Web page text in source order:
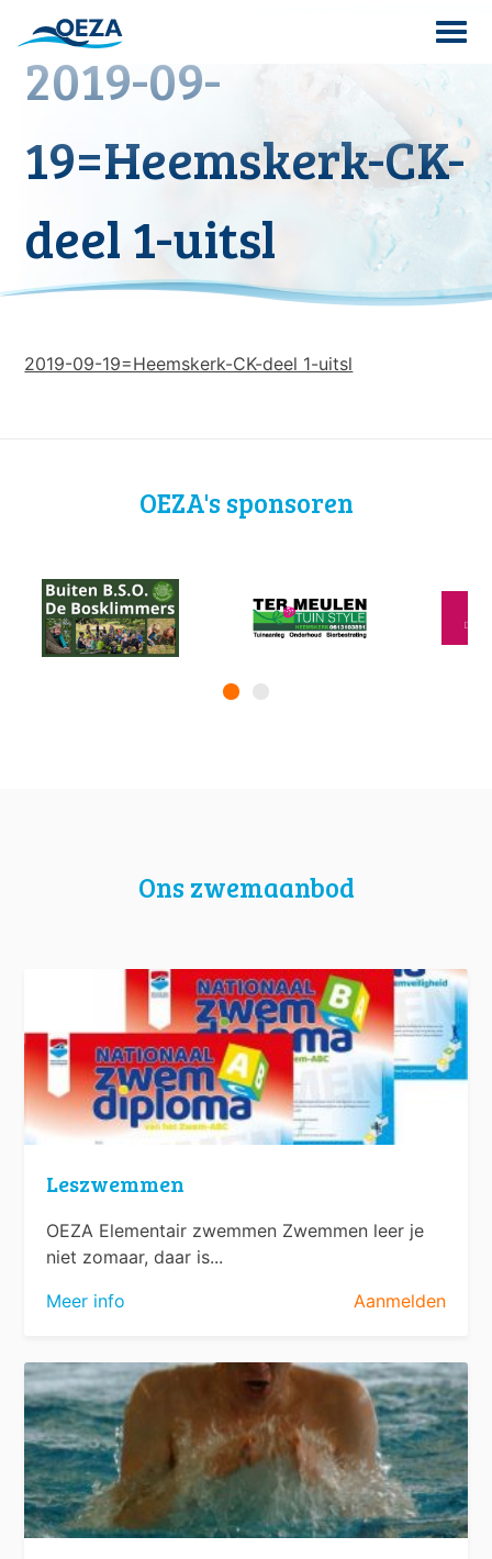
content
Search
2019-09-
19=Heemskerk-CK-
deel 1-uitsl
2019-09-19=Heemskerk-CK-deel 1-uitsl
OEZA's sponsoren
Ons zwemaanbod
Leszwemmen
OEZA Elementair zwemmen Zwemmen leer je
niet zomaar, daar is...
Meer info
Aanmelden